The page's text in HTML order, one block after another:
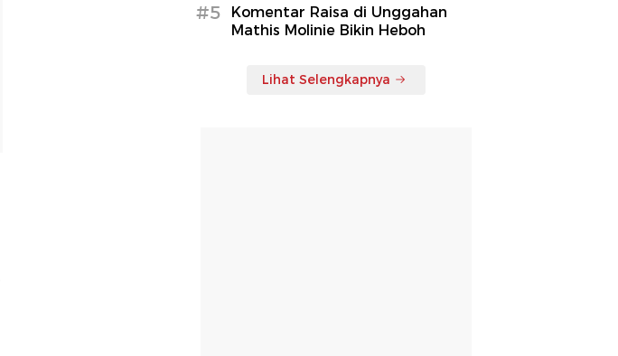
#5
Komentar Raisa di Unggahan
Mathis Molinie Bikin Heboh
Lihat Selengkapnya